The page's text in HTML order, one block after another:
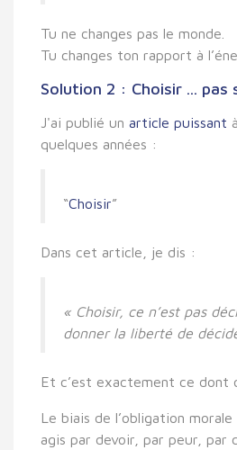
Tu ne changes pas le monde.
Tu changes ton rapport à
Solution 2 : Choisir ... pas
J'ai publié un article puissant
quelques années :
“Choisir”
Dans cet article, je dis :
« Choisir, ce n’est pas
donner la liberté de
Et c’est exactement ce dont
Le biais de l’obligation
agis par devoir, par peur, par